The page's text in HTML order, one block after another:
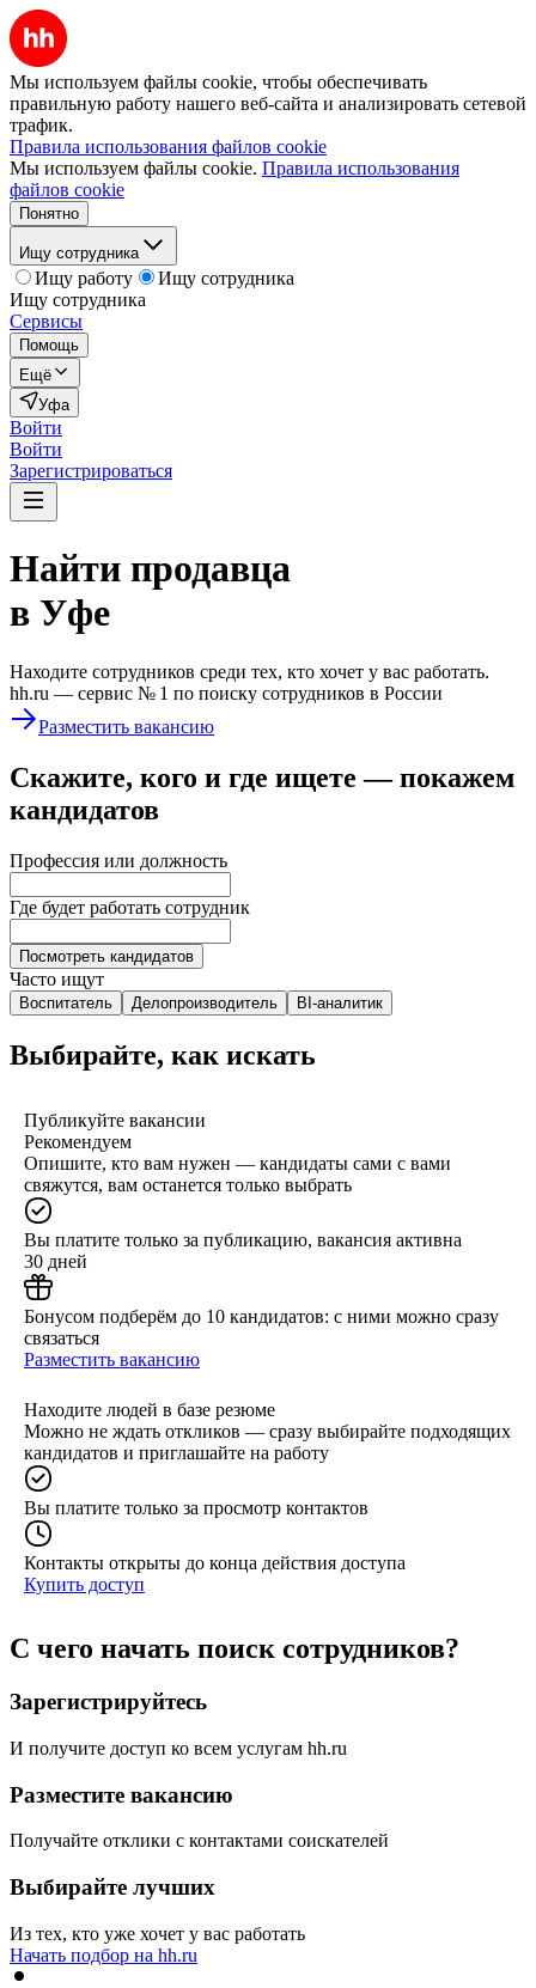
Мы используем файлы cookie, чтобы обеспечивать
правильную работу нашего веб-сайта и анализировать сетевой
трафик.
Правила использования файлов cookie
Мы используем файлы cookie. Правила использования
файлов cookie
Понятно
Ищу сотрудника
Ищу работу
Ищу сотрудника
Ищу сотрудника
Сервисы
Помощь
Ещё
Уфа
Войти
Войти
Зарегистрироваться
Найти продавца
в Уфе
Находите сотрудников среди тех, кто хочет у вас работать.
hh.ru — сервис № 1 по поиску сотрудников в России
Разместить вакансию
Скажите, кого и где ищете — покажем
кандидатов
Профессия или должность
Где будет работать сотрудник
Посмотреть кандидатов
Часто ищут
Воспитатель Делопроизводитель BI-аналитик
Выбирайте, как искать
Публикуйте вакансии
Рекомендуем
Опишите, кто вам нужен — кандидаты сами с вами
свяжутся, вам останется только выбрать
Вы платите только за публикацию, вакансия активна
30 дней
Бонусом подберём до 10 кандидатов: с ними можно сразу
связаться
Разместить вакансию
Находите людей в базе резюме
Можно не ждать откликов — сразу выбирайте подходящих
кандидатов и приглашайте на работу
Вы платите только за просмотр контактов
Контакты открыты до конца действия доступа
Купить доступ
С чего начать поиск сотрудников?
Зарегистрируйтесь
И получите доступ ко всем услугам hh.ru
Разместите вакансию
Получайте отклики с контактами соискателей
Выбирайте лучших
Из тех, кто уже хочет у вас работать
Начать подбор на hh.ru